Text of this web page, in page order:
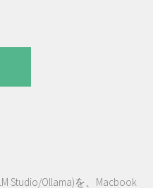
Studio/Ollama)を、Macbook